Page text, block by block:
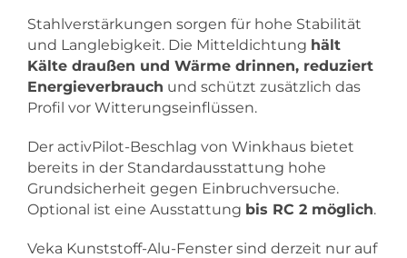
Stahlverstärkungen sorgen für hohe Stabilität
und Langlebigkeit. Die Mitteldichtung hält
Kälte draußen und Wärme drinnen, reduziert
Energieverbrauch und schützt zusätzlich das
Profil vor Witterungseinflüssen.
Der activPilot-Beschlag von Winkhaus bietet
bereits in der Standardausstattung hohe
Grundsicherheit gegen Einbruchversuche.
Optional ist eine Ausstattung bis RC 2 möglich.
Veka Kunststoff-Alu-Fenster sind derzeit nur auf